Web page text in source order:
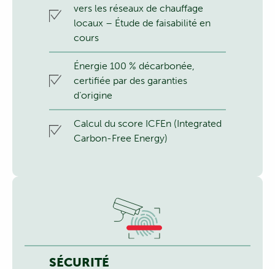
vers les réseaux de chauffage
locaux – Étude de faisabilité en
cours
Énergie 100 % décarbonée,
certifiée par des garanties
d‘origine
Calcul du score ICFEn (Integrated
Carbon-Free Energy)
SÉCURITÉ